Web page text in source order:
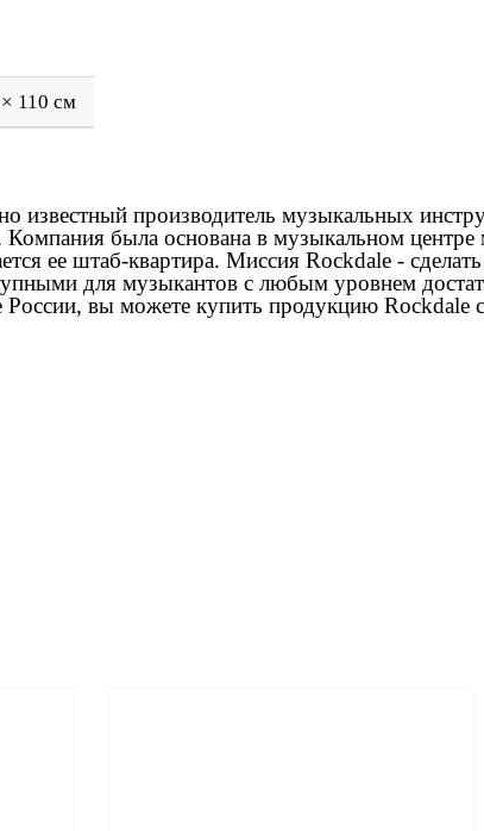
110 см
известный производитель музыкальных
была основана в музыкальном
ее штаб-квартира. Миссия Rockdale -
для музыкантов с любым уровнем
вы можете купить продукцию Rockdale